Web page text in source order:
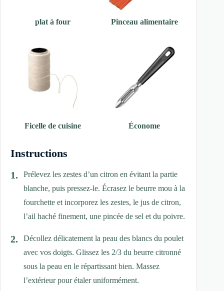
plat à four Pinceau alimentaire
Ficelle de cuisine Économe
Instructions
Prélevez les zestes d’un citron en évitant la partie
blanche, puis pressez-le. Écrasez le beurre mou à la
fourchette et incorporez les zestes, le jus de citron,
l’ail haché finement, une pincée de sel et du poivre.
Décollez délicatement la peau des blancs du poulet
avec vos doigts. Glissez les 2/3 du beurre citronné
sous la peau en le répartissant bien. Massez
l’extérieur pour étaler uniformément.